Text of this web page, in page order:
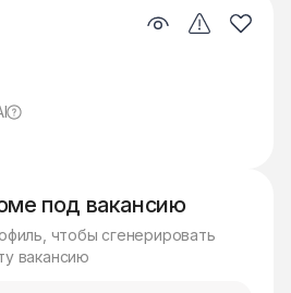
под вакансию
чтобы сгенерировать
вакансию